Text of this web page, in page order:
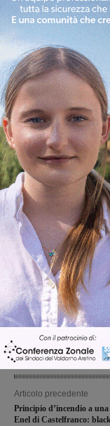
Più lette
Figline Incisa
Piscina di
Pnrr, il
Cronaca 4 Agosto
Un anno fa la
Gianni, Giulia
processo, lo
Cronaca 3 Agosto
Scomparso
Fiorentino
Levane nel
Articolo precedente
Principio d’incendio a
Enel di Castelfranco: